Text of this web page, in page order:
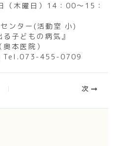
（木曜日）14：00～15：
ンター(活動室 小)
子どもの病気』
本医院）
Tel.073-455-0709
次